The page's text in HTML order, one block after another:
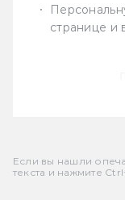
странице и
Если вы нашли
текста и нажмите